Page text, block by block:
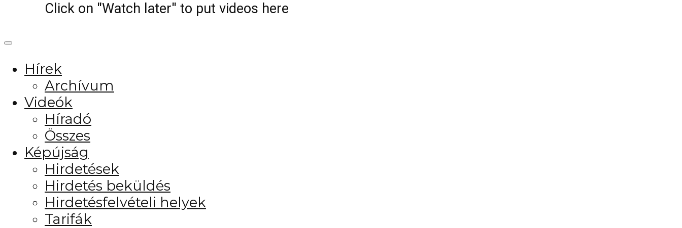
Click on "Watch later" to put videos here
Hírek
Archívum
Videók
Híradó
Összes
Képújság
Hirdetések
Hirdetés beküldés
Hirdetésfelvételi helyek
Tarifák